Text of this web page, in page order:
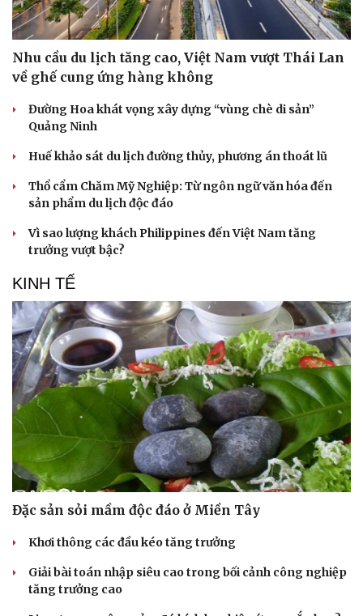
Văn hóa
Sân khấu - Điện ảnh
Âm nhạc
Di sản
Nghệ sĩ
Thời trang
Sao Việt
Nhu cầu du lịch tăng cao, Việt Nam vượt Thái Lan
về ghế cung ứng hàng không
Đường Hoa khát vọng xây dựng “vùng chè di sản”
Quảng Ninh
Huế khảo sát du lịch đường thủy, phương án thoát lũ
Thổ cẩm Chăm Mỹ Nghiệp: Từ ngôn ngữ văn hóa đến
sản phẩm du lịch độc đáo
Vì sao lượng khách Philippines đến Việt Nam tăng
trưởng vượt bậc?
KINH TẾ
Đặc sản sỏi mầm độc đáo ở Miền Tây
Khơi thông các đầu kéo tăng trưởng
Giải bài toán nhập siêu cao trong bối cảnh công nghiệp
tăng trưởng cao